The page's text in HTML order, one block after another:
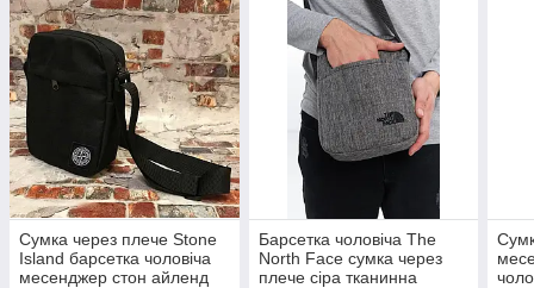
Сумка через плече Stone
Island барсетка чоловіча
месенджер стон айленд
Барсетка чоловіча The
North Face сумка через
плече сіра тканинна